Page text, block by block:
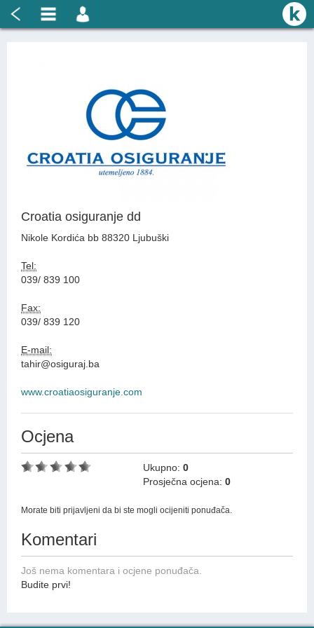
Croatia osiguranje dd
Nikole Kordića bb 88320 Ljubuški
Tel:
039/ 839 100
Fax:
039/ 839 120
E-mail:
tahir@osiguraj.ba
www.croatiaosiguranje.com
Ocjena
Ukupno:0
Prosječna ocjena:0
Morate biti prijavljeni da bi ste mogli ocijeniti ponuđača.
Komentari
Još nema komentara i ocjene ponuđača.
Budite prvi!